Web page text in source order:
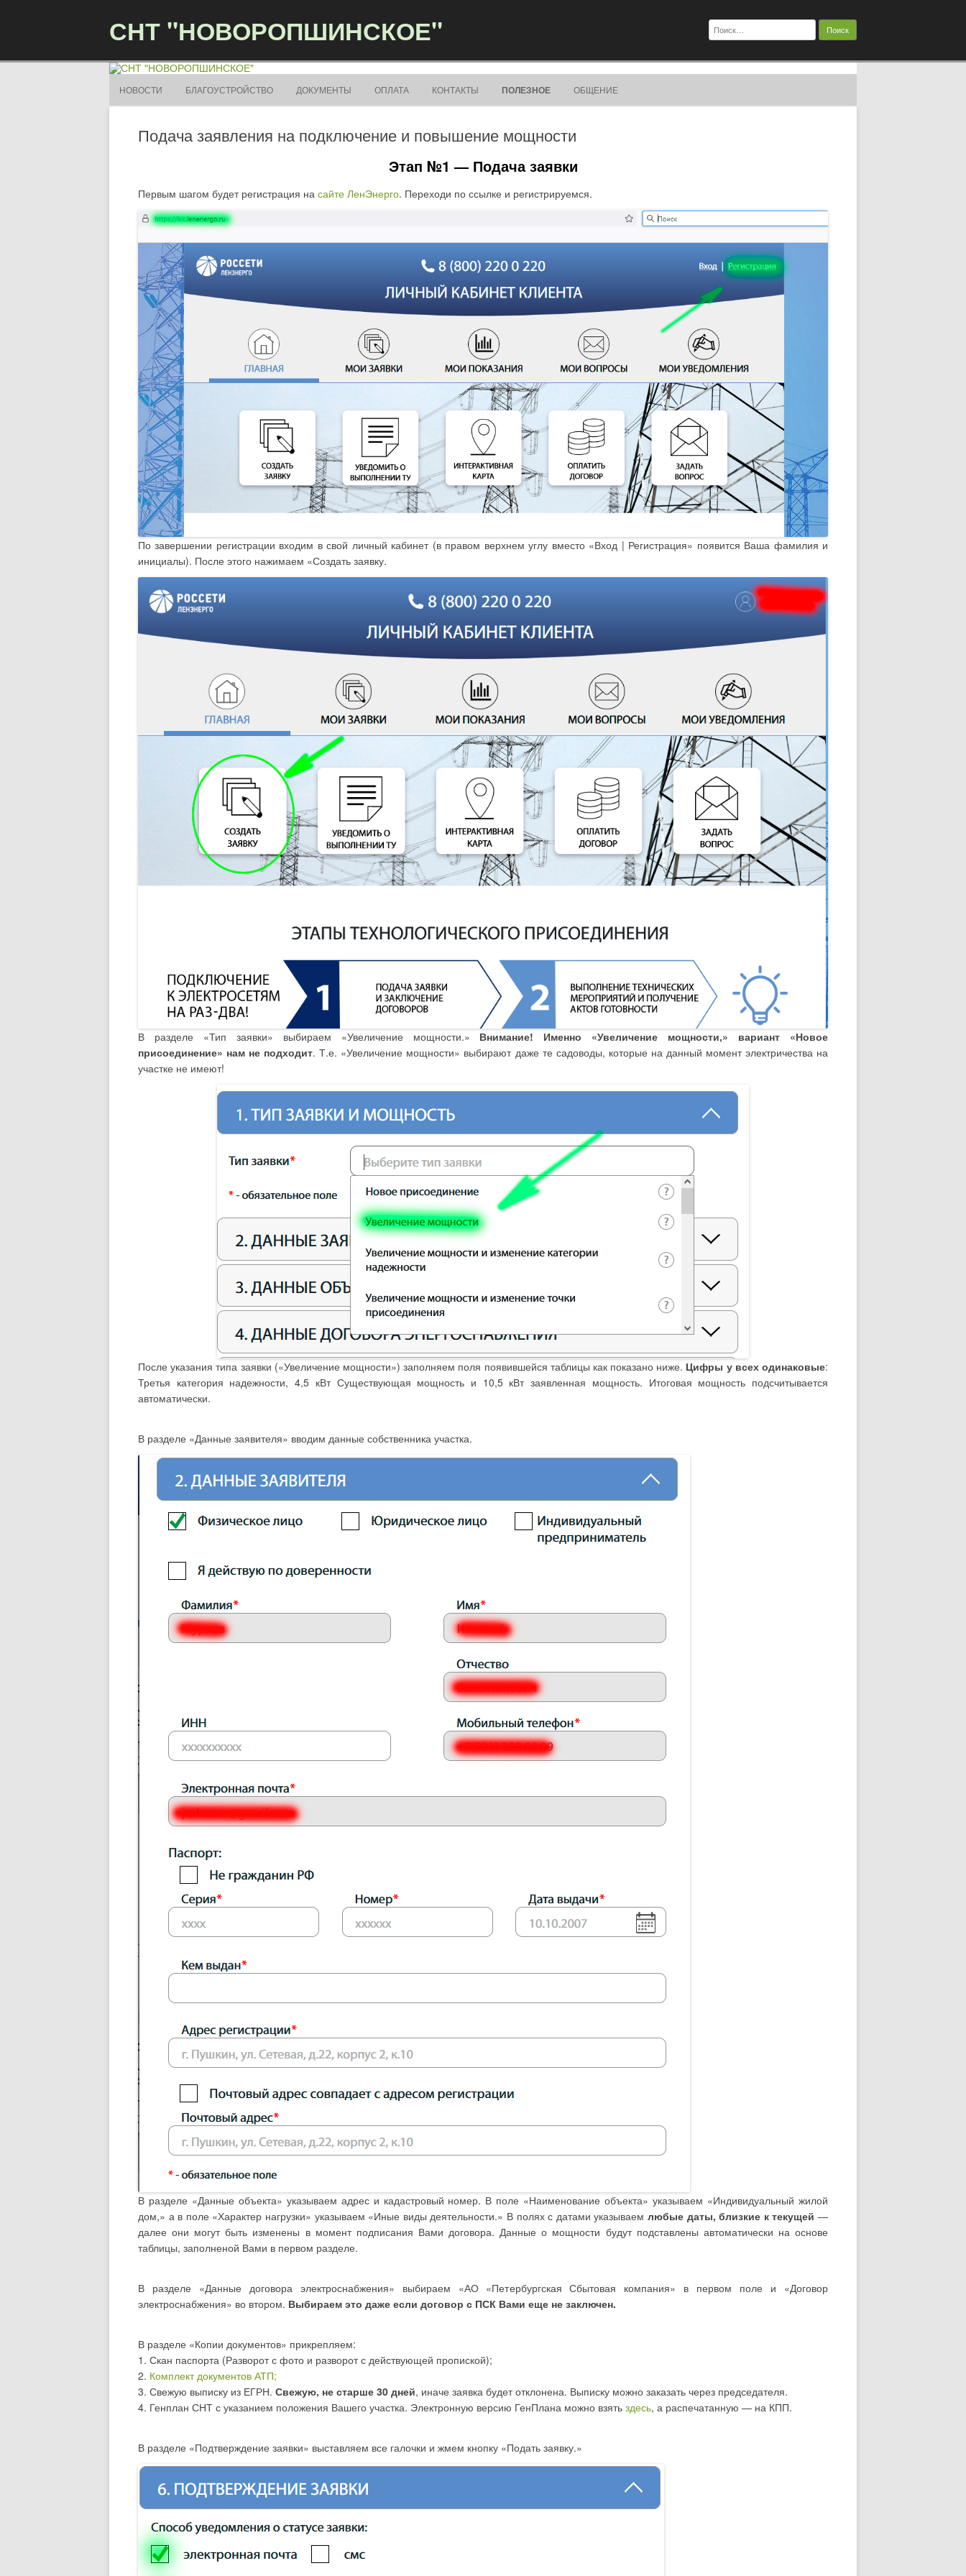
СНТ "НОВОРОПШИНСКОЕ" Найти:
НОВОСТИ БЛАГОУСТРОЙСТВО ДОКУМЕНТЫ ОПЛАТА КОНТАКТЫ ПОЛЕЗНОЕ ОБЩЕНИЕ
Подача заявления на подключение и повышение мощности
Этап №1 — Подача заявки
Первым шагом будет регистрация на сайте ЛенЭнерго. Переходи по ссылке и регистрируемся.
По завершении регистрации входим в свой личный кабинет (в правом верхнем углу вместо «Вход | Регистрация» появится Ваша фамилия и
инициалы). После этого нажимаем «Создать заявку.
В разделе «Тип заявки» выбираем «Увеличение мощности.» Внимание! Именно «Увеличение мощности,» вариант «Новое
присоединение» нам не подходит. Т.е. «Увеличение мощности» выбирают даже те садоводы, которые на данный момент электричества на
участке не имеют!
После указания типа заявки («Увеличение мощности») заполняем поля появившейся таблицы как показано ниже. Цифры у всех одинаковые:
Третья категория надежности, 4,5 кВт Существующая мощность и 10,5 кВт заявленная мощность. Итоговая мощность подсчитывается
автоматически.
В разделе «Данные заявителя» вводим данные собственника участка.
В разделе «Данные объекта» указываем адрес и кадастровый номер. В поле «Наименование объекта» указываем «Индивидуальный жилой
дом,» а в поле «Характер нагрузки» указываем «Иные виды деятельности.» В полях с датами указываем любые даты, близкие к текущей —
далее они могут быть изменены в момент подписания Вами договора. Данные о мощности будут подставлены автоматически на основе
таблицы, заполненой Вами в первом разделе.
В разделе «Данные договора электроснабжения» выбираем «АО «Петербургская Сбытовая компания» в первом поле и «Договор
электроснабжения» во втором. Выбираем это даже если договор с ПСК Вами еще не заключен.
В разделе «Копии документов» прикрепляем:
1. Скан паспорта (Разворот с фото и разворот с действующей пропиской);
2. Комплект документов АТП;
3. Свежую выписку из ЕГРН. Свежую, не старше 30 дней, иначе заявка будет отклонена. Выписку можно заказать через председателя.
4. Генплан СНТ с указанием положения Вашего участка. Электронную версию ГенПлана можно взять здесь, а распечатанную — на КПП.
В разделе «Подтверждение заявки» выставляем все галочки и жмем кнопку «Подать заявку.»